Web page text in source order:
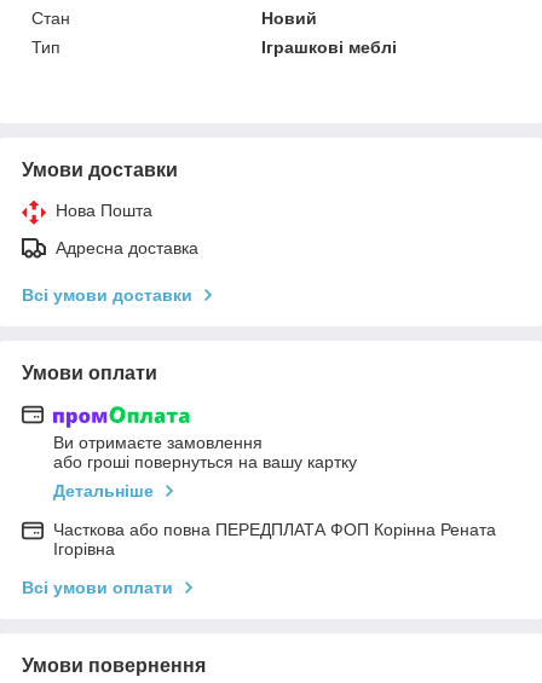
Стан
Новий
Тип
Іграшкові меблі
Умови доставки
Нова Пошта
Адресна доставка
Всі умови доставки
Умови оплати
Ви отримаєте замовлення
або гроші повернуться на вашу картку
Детальніше
Часткова або повна ПЕРЕДПЛАТА ФОП Корінна Рената
Ігорівна
Всі умови оплати
Умови повернення